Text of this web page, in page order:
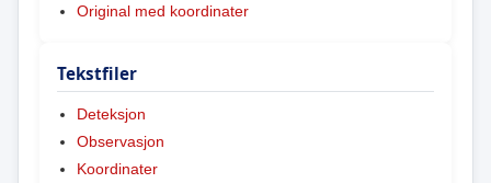
Original med koordinater
Tekstfiler
Deteksjon
Observasjon
Koordinater